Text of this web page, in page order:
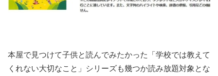
本屋で見つけて子供と読んでみたかった「学校では教えて
くれない大切なこと」シリーズも幾つか読み放題対象とな